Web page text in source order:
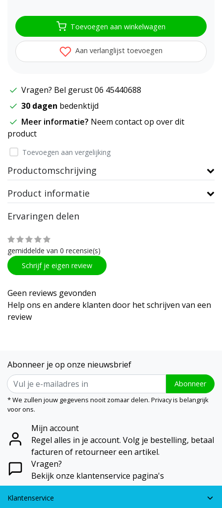
Toevoegen aan winkelwagen
Aan verlanglijst toevoegen
Vragen? Bel gerust 06 45440688
30 dagen bedenktijd
Meer informatie? Neem contact op over dit
product
Toevoegen aan vergelijking
Productomschrijving
Product informatie
Ervaringen delen
gemiddelde van 0 recensie(s)
Schrijf je eigen review
Geen reviews gevonden
Help ons en andere klanten door het schrijven van een
review
Abonneer je op onze nieuwsbrief
Abonneer
* We zullen jouw gegevens nooit zomaar delen. Privacy is belangrijk
voor ons.
Mijn account
Regel alles in je account. Volg je bestelling, betaal
facturen of retourneer een artikel.
Vragen?
Bekijk onze klantenservice pagina's
Klantenservice